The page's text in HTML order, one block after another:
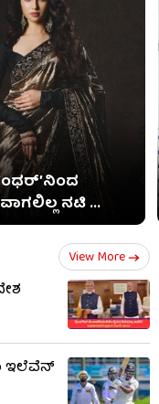
ನಟಿ ...
View More
ಇಲೆವೆನ್